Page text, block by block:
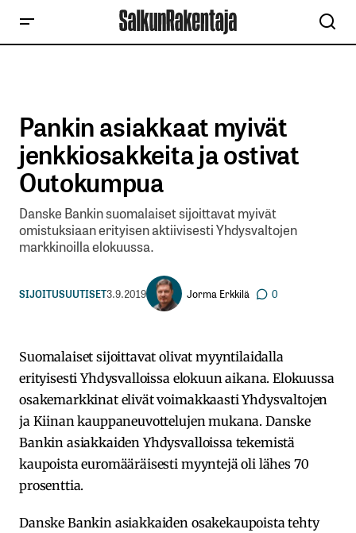
Pankin asiakkaat myivät
jenkkiosakkeita ja ostivat
Outokumpua
Danske Bankin suomalaiset sijoittavat myivät
omistuksiaan erityisen aktiivisesti Yhdysvaltojen
markkinoilla elokuussa.
SIJOITUSUUTISET3.9.2019 Jorma Erkkilä 0
Suomalaiset sijoittavat olivat myyntilaidalla
erityisesti Yhdysvalloissa elokuun aikana. Elokuussa
osakemarkkinat elivät voimakkaasti Yhdysvaltojen
ja Kiinan kauppaneuvottelujen mukana. Danske
Bankin asiakkaiden Yhdysvalloissa tekemistä
kaupoista euromääräisesti myyntejä oli lähes 70
prosenttia.
Danske Bankin asiakkaiden osakekaupoista tehty